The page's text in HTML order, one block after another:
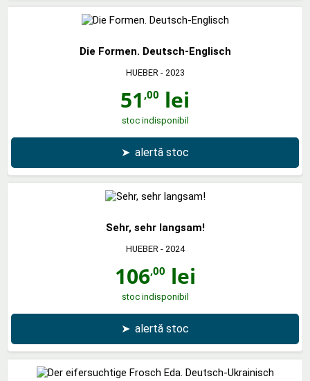
Die Formen. Deutsch-Englisch
HUEBER - 2023
51 ,00 lei
stoc indisponibil
➤ alertă stoc
Sehr, sehr langsam!
HUEBER - 2024
106,00 lei
stoc indisponibil
➤ alertă stoc